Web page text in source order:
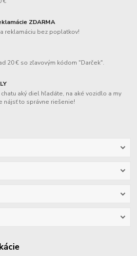
ZDARMA
reklamáciu bez poplatkov!
20 € so zľavovým kódom "Darček".
aký diel hľadáte, na aké vozidlo a my
nájsť to správne riešenie!